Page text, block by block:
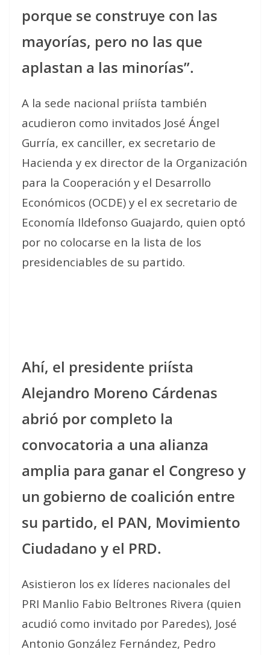
porque se construye con las
mayorías, pero no las que
aplastan a las minorías”.
A la sede nacional priísta también
acudieron como invitados José Ángel
Gurría, ex canciller, ex secretario de
Hacienda y ex director de la Organización
para la Cooperación y el Desarrollo
Económicos (OCDE) y el ex secretario de
Economía Ildefonso Guajardo, quien optó
por no colocarse en la lista de los
presidenciables de su partido.
Ahí, el presidente priísta
Alejandro Moreno Cárdenas
abrió por completo la
convocatoria a una alianza
amplia para ganar el Congreso y
un gobierno de coalición entre
su partido, el PAN, Movimiento
Ciudadano y el PRD.
Asistieron los ex líderes nacionales del
PRI Manlio Fabio Beltrones Rivera (quien
acudió como invitado por Paredes), José
Antonio González Fernández, Pedro